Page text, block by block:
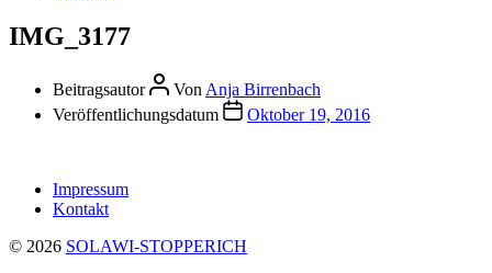
IMG_3177
Beitragsautor Von Anja Birrenbach
Veröffentlichungsdatum
Oktober 19, 2016
Impressum
Kontakt
© 2026 SOLAWI-STOPPERICH